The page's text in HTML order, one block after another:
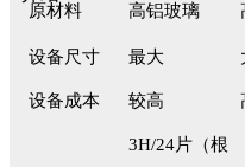
原材料 高铝玻璃
设备尺寸 最大
设备成本 较高
3H/24片（根